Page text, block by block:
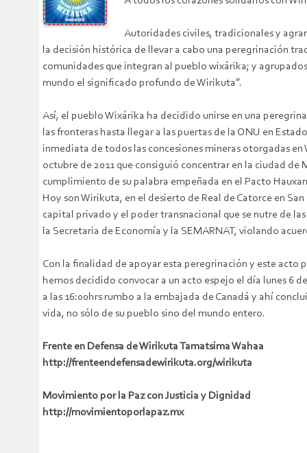
Autoridades civiles, tradicionales y
la decisión histórica de llevar a cabo una peregrinación
comunidades que integran al pueblo wixárika; y
mundo el significado profundo de Wirikuta”.
Así, el pueblo Wixárika ha decidido unirse en una
las fronteras hasta llegar a las puertas de la ONU en
inmediata de todos las concesiones mineras otorgadas
octubre de 2011 que consiguió concentrar en la ciudad de
cumplimiento de su palabra empeñada en el Pacto
Hoy son Wirikuta, en el desierto de Real de Catorce en
capital privado y el poder transnacional que se nutre de
la Secretaria de Economía y la SEMARNAT, violando
Con la finalidad de apoyar esta peregrinación y este acto
hemos decidido convocar a un acto espejo el día lunes 6
a las 16:00hrs rumbo a la embajada de Canadá y ahí
vida, no sólo de su pueblo sino del mundo entero.
Frente en Defensa de Wirikuta Tamatsima Wahaa
http://frenteendefensadewirikuta.org/wirikuta
Movimiento por la Paz con Justicia y Dignidad
http://movimientoporlapaz.mx